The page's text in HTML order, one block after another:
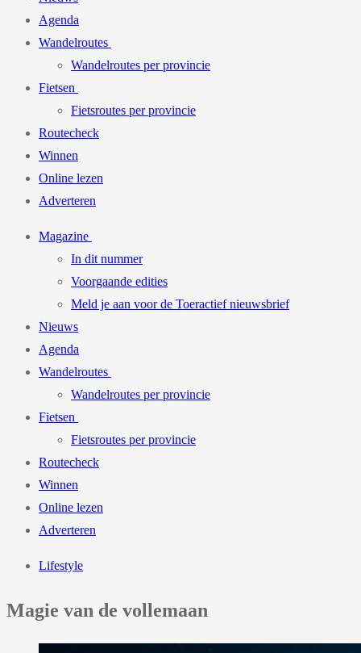
Agenda
Wandelroutes
Wandelroutes per provincie
Fietsen
Fietsroutes per provincie
Routecheck
Winnen
Online lezen
Adverteren
Magazine
In dit nummer
Voorgaande edities
Meld je aan voor de Toeractief nieuwsbrief
Nieuws
Agenda
Wandelroutes
Wandelroutes per provincie
Fietsen
Fietsroutes per provincie
Routecheck
Winnen
Online lezen
Adverteren
Lifestyle
Magie van de vollemaan